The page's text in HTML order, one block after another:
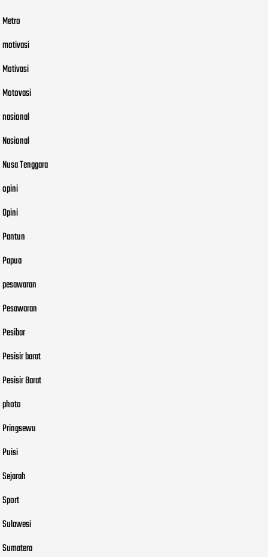
Metro
motivasi
Motivasi
Motovasi
nasional
Nasional
Nusa Tenggara
opini
Opini
Pantun
Papua
pesawaran
Pesawaran
Pesibar
Pesisir barat
Pesisir Barat
photo
Pringsewu
Puisi
Sejarah
Sport
Sulawesi
Sumatera